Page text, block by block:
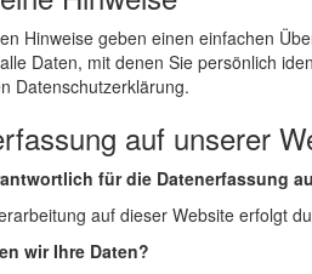
Hinweise geben einen einfachen
Daten, mit denen Sie persönlich
Datenschutzerklärung.
auf unserer
für die Datenerfassung
auf dieser Website erfolgt
wir Ihre Daten?